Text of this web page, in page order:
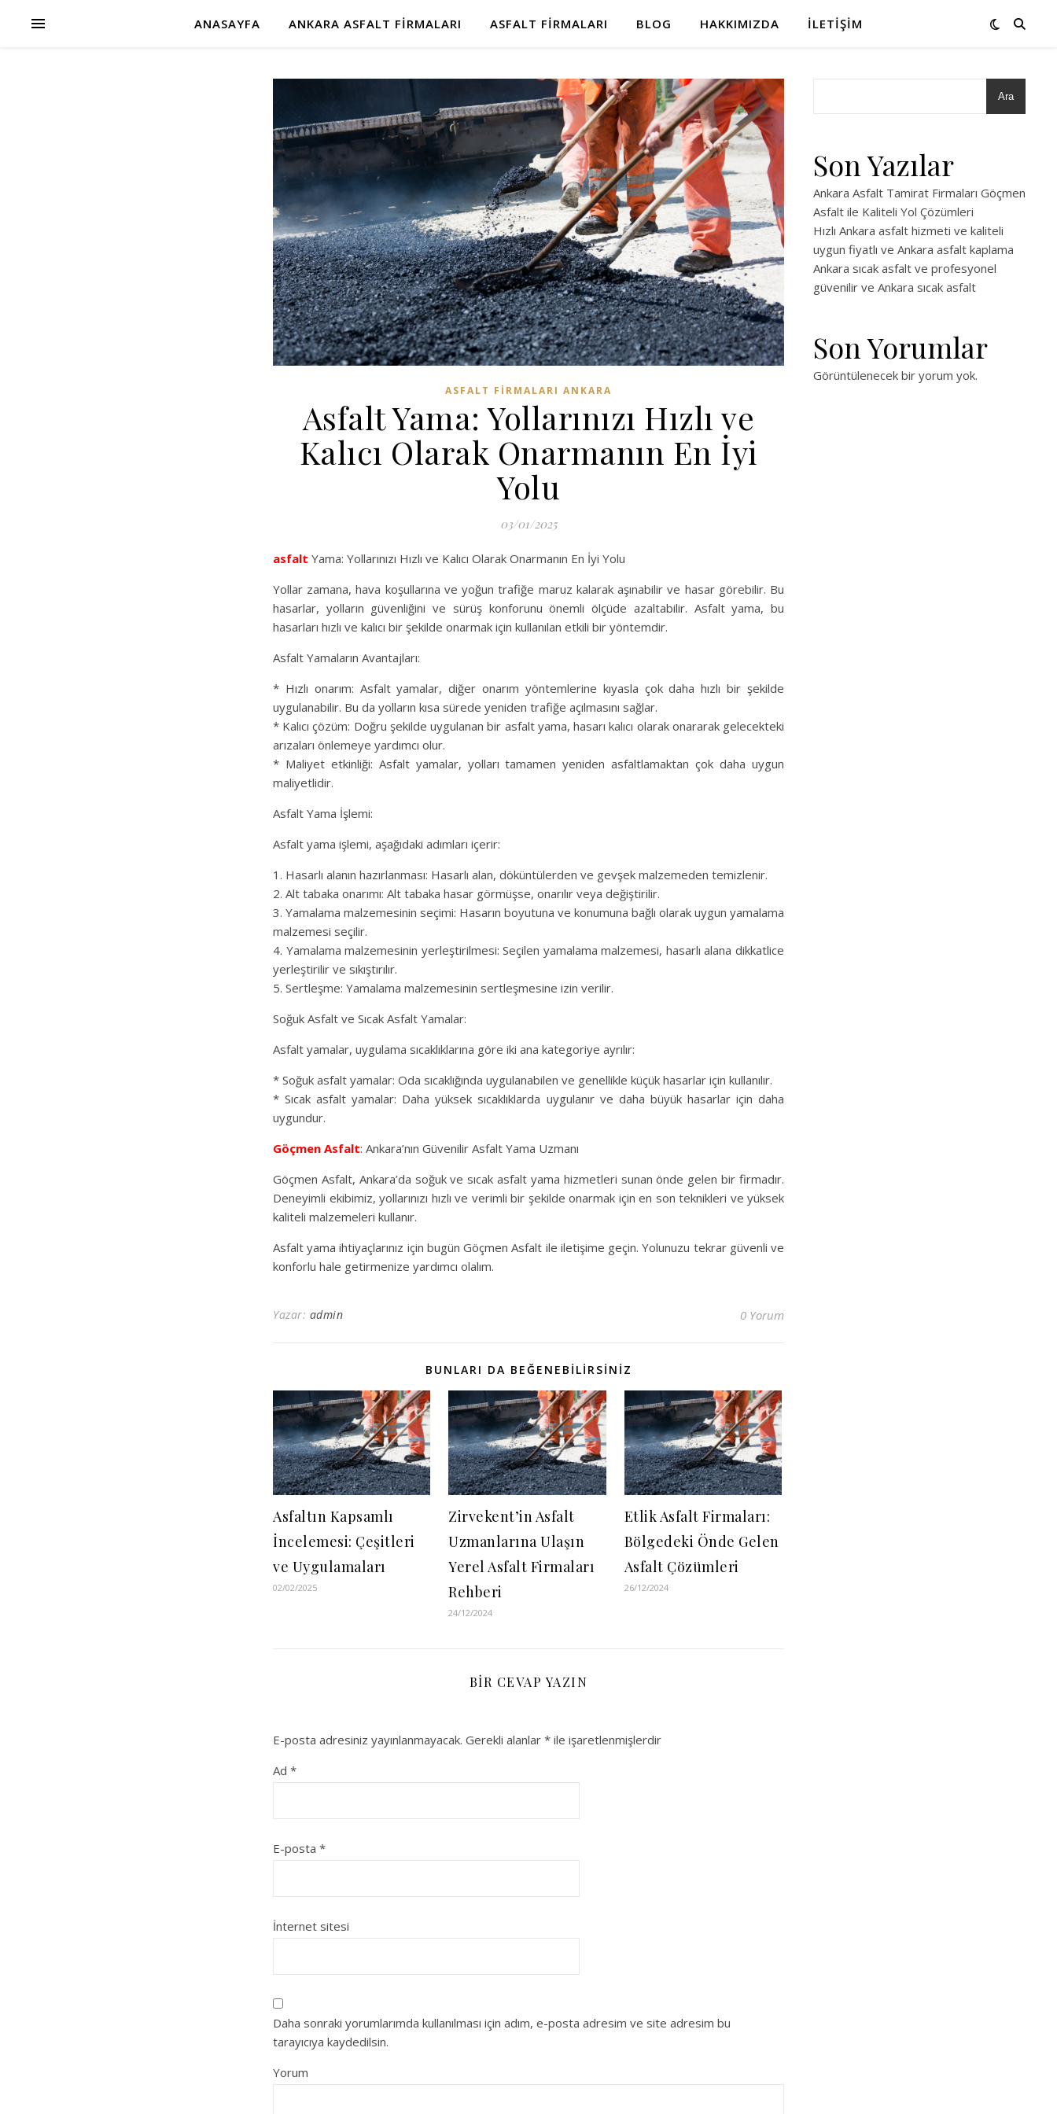
ANASAYFA ANKARA ASFALT FIRMALARI ASFALT FIRMALARI BLOG HAKKIMIZDA İLETIŞIM
ASFALT FIRMALARI ANKARA
Asfalt Yama: Yollarınızı Hızlı ve
Kalıcı Olarak Onarmanın En İyi
Yolu
03/01/2025
asfalt Yama: Yollarınızı Hızlı ve Kalıcı Olarak Onarmanın En İyi Yolu
Yollar zamana, hava koşullarına ve yoğun trafiğe maruz kalarak aşınabilir ve hasar görebilir. Bu
hasarlar, yolların güvenliğini ve sürüş konforunu önemli ölçüde azaltabilir. Asfalt yama, bu
hasarları hızlı ve kalıcı bir şekilde onarmak için kullanılan etkili bir yöntemdir.
Asfalt Yamaların Avantajları:
* Hızlı onarım: Asfalt yamalar, diğer onarım yöntemlerine kıyasla çok daha hızlı bir şekilde
uygulanabilir. Bu da yolların kısa sürede yeniden trafiğe açılmasını sağlar.
* Kalıcı çözüm: Doğru şekilde uygulanan bir asfalt yama, hasarı kalıcı olarak onararak gelecekteki
arızaları önlemeye yardımcı olur.
* Maliyet etkinliği: Asfalt yamalar, yolları tamamen yeniden asfaltlamaktan çok daha uygun
maliyetlidir.
Asfalt Yama İşlemi:
Asfalt yama işlemi, aşağıdaki adımları içerir:
1. Hasarlı alanın hazırlanması: Hasarlı alan, döküntülerden ve gevşek malzemeden temizlenir.
2. Alt tabaka onarımı: Alt tabaka hasar görmüşse, onarılır veya değiştirilir.
3. Yamalama malzemesinin seçimi: Hasarın boyutuna ve konumuna bağlı olarak uygun yamalama
malzemesi seçilir.
4. Yamalama malzemesinin yerleştirilmesi: Seçilen yamalama malzemesi, hasarlı alana dikkatlice
yerleştirilir ve sıkıştırılır.
5. Sertleşme: Yamalama malzemesinin sertleşmesine izin verilir.
Soğuk Asfalt ve Sıcak Asfalt Yamalar:
Asfalt yamalar, uygulama sıcaklıklarına göre iki ana kategoriye ayrılır:
* Soğuk asfalt yamalar: Oda sıcaklığında uygulanabilen ve genellikle küçük hasarlar için kullanılır.
* Sıcak asfalt yamalar: Daha yüksek sıcaklıklarda uygulanır ve daha büyük hasarlar için daha
uygundur.
Göçmen Asfalt: Ankara’nın Güvenilir Asfalt Yama Uzmanı
Göçmen Asfalt, Ankara’da soğuk ve sıcak asfalt yama hizmetleri sunan önde gelen bir firmadır.
Deneyimli ekibimiz, yollarınızı hızlı ve verimli bir şekilde onarmak için en son teknikleri ve yüksek
kaliteli malzemeleri kullanır.
Asfalt yama ihtiyaçlarınız için bugün Göçmen Asfalt ile iletişime geçin. Yolunuzu tekrar güvenli ve
konforlu hale getirmenize yardımcı olalım.
Yazar: admin 0 Yorum
BUNLARI DA BEĞENEBILIRSINIZ
Asfaltın Kapsamlı
İncelemesi: Çeşitleri
ve Uygulamaları
02/02/2025
Zirvekent’in Asfalt
Uzmanlarına Ulaşın
Yerel Asfalt Firmaları
Rehberi
24/12/2024
Etlik Asfalt Firmaları:
Bölgedeki Önde Gelen
Asfalt Çözümleri
26/12/2024
BIR CEVAP YAZIN
E-posta adresiniz yayınlanmayacak. Gerekli alanlar * ile işaretlenmişlerdir
Ad *
E-posta *
İnternet sitesi
Daha sonraki yorumlarımda kullanılması için adım, e-posta adresim ve site adresim bu
tarayıcıya kaydedilsin.
Yorum
Ara
Son Yazılar
Ankara Asfalt Tamirat Firmaları Göçmen
Asfalt ile Kaliteli Yol Çözümleri
Hızlı Ankara asfalt hizmeti ve kaliteli
uygun fiyatlı ve Ankara asfalt kaplama
Ankara sıcak asfalt ve profesyonel
güvenilir ve Ankara sıcak asfalt
Son Yorumlar
Görüntülenecek bir yorum yok.